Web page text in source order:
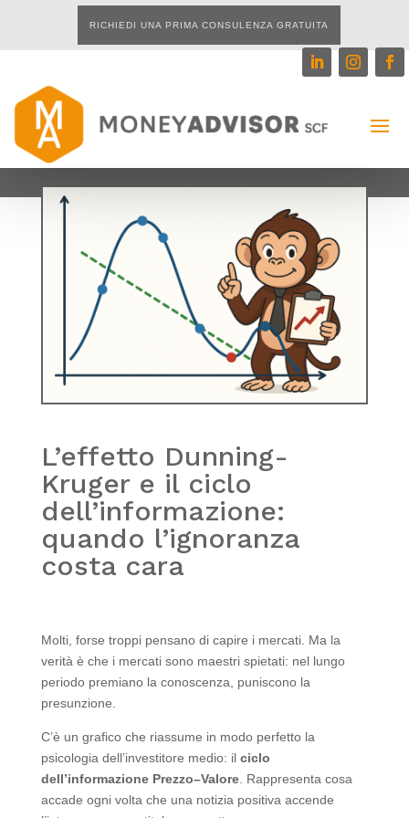
RICHIEDI UNA PRIMA CONSULENZA GRATUITA
L’effetto Dunning-
Kruger e il ciclo
dell’informazione:
quando l’ignoranza
costa cara
Molti, forse troppi pensano di capire i mercati. Ma la
verità è che i mercati sono maestri spietati: nel lungo
periodo premiano la conoscenza, puniscono la
presunzione.
C’è un grafico che riassume in modo perfetto la
psicologia dell’investitore medio: il ciclo
dell’informazione Prezzo–Valore. Rappresenta cosa
accade ogni volta che una notizia positiva accende